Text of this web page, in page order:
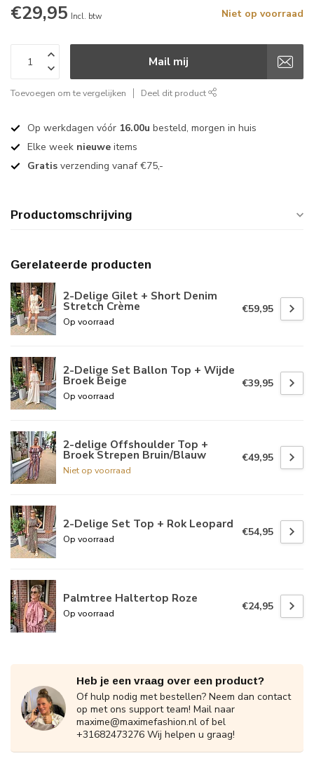
€29,95 Incl. btw Niet op voorraad
Mail mij
Toevoegen om te vergelijken Deel dit product
Op werkdagen vóór 16.00u besteld, morgen in huis
Elke week nieuwe items
Gratis verzending vanaf €75,-
Productomschrijving
Gerelateerde producten
2-Delige Gilet + Short Denim
Stretch Crème
Op voorraad
€59,95
2-Delige Set Ballon Top + Wijde
Broek Beige
Op voorraad
€39,95
2-delige Offshoulder Top +
Broek Strepen Bruin/Blauw
Niet op voorraad
€49,95
2-Delige Set Top + Rok Leopard
Op voorraad
€54,95
Palmtree Haltertop Roze
Op voorraad
€24,95
Heb je een vraag over een product?
Of hulp nodig met bestellen? Neem dan contact
op met ons support team! Mail naar
maxime@maximefashion.nl of bel
+31682473276 Wij helpen u graag!